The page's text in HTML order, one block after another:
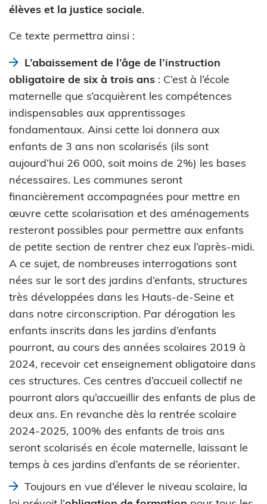
élèves et la justice sociale.
Ce texte permettra ainsi :
L’abaissement de l’âge de l’instruction
obligatoire de six à trois ans : C’est à l’école
maternelle que s’acquièrent les compétences
indispensables aux apprentissages
fondamentaux. Ainsi cette loi donnera aux
enfants de 3 ans non scolarisés (ils sont
aujourd’hui 26 000, soit moins de 2%) les bases
nécessaires. Les communes seront
financièrement accompagnées pour mettre en
œuvre cette scolarisation et des aménagements
resteront possibles pour permettre aux enfants
de petite section de rentrer chez eux l’après-midi.
A ce sujet, de nombreuses interrogations sont
nées sur le sort des jardins d’enfants, structures
très développées dans les Hauts-de-Seine et
dans notre circonscription. Par dérogation les
enfants inscrits dans les jardins d’enfants
pourront, au cours des années scolaires 2019 à
2024, recevoir cet enseignement obligatoire dans
ces structures. Ces centres d’accueil collectif ne
pourront alors qu’accueillir des enfants de plus de
deux ans. En revanche dès la rentrée scolaire
2024-2025, 100% des enfants de trois ans
seront scolarisés en école maternelle, laissant le
temps à ces jardins d’enfants de se réorienter.
Toujours en vue d’élever le niveau scolaire, la